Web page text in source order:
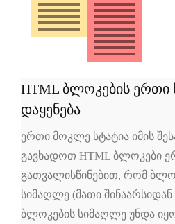
HTML ბლოკების ერთი
დაყენება
ერთი მოკლე სტატია იმის
გავხადოთ HTML ბლოკები
გათვალისწინებით, რომ
სიმაღლე (მათი
ბლოკების სიმაღლე უნდა